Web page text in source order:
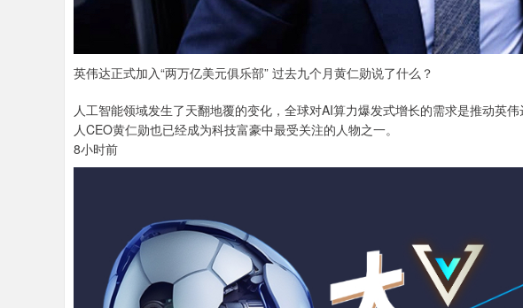
英伟达正式加入“两万亿美元俱乐部” 过去九个月黄仁勋说了什么？
人工智能领域发生了天翻地覆的变化，全球对AI算力爆发式增长的需求是推动英
人CEO黄仁勋也已经成为科技富豪中最受关注的人物之一。
8小时前